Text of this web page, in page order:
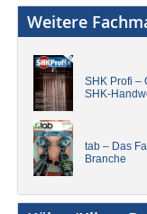
Weitere
SHK Profi –
SHK-
tab – Das
Branche